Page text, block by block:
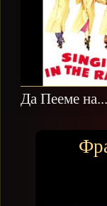
Да Пееме на...